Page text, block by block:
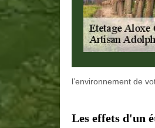
l’environnement de
Les effets d'un